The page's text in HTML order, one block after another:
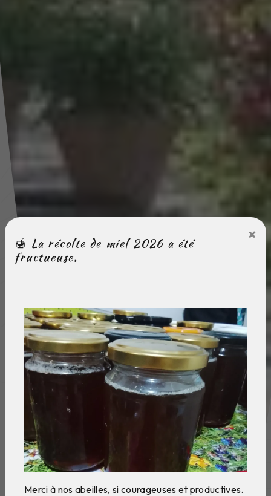
🍯 La récolte de miel 2026 a été
fructueuse.
×
Merci à nos abeilles, si courageuses et productives.